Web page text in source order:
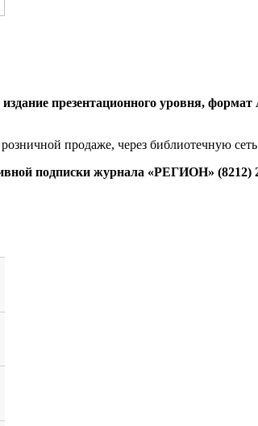
презентационного уровня,
продаже, через библиотечную
подписки журнала «РЕГИОН» (8212)